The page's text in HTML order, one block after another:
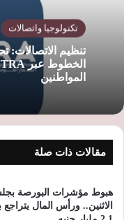
تكنولوجيا واتصالات
تنظيم الاتصالات:
المواطنين
مقالات ذات صلة
هبوط مؤشرات البورصة
الاثنين.. ورأس المال يتراجع